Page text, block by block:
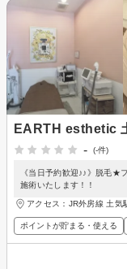
EARTH esthetic
-
(-件)
《当日予約歓迎♪♪》脱毛★
施術いたします！！
アクセス：JR外房線 土気
ポイントが貯まる・使える